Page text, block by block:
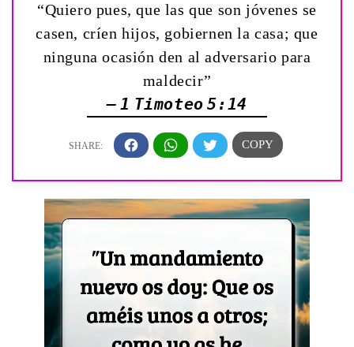
“Quiero pues, que las que son jóvenes se
casen, críen hijos, gobiernen la casa; que
ninguna ocasión den al adversario para
maldecir”
— 1 Timoteo 5:14